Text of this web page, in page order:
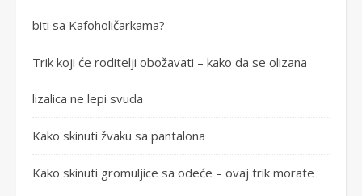
biti sa Kafoholičarkama?
Trik koji će roditelji obožavati – kako da se olizana
lizalica ne lepi svuda
Kako skinuti žvaku sa pantalona
Kako skinuti gromuljice sa odeće – ovaj trik morate